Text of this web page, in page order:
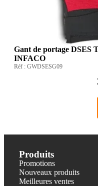
Gant de portage DSES
INFACO
Réf : GWDSESG09
Produits
Promotions
Nouveaux produits
Meilleures ventes